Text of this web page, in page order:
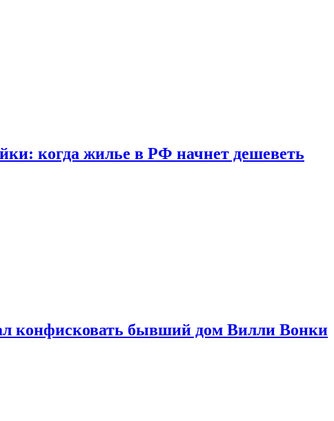
когда жилье в РФ начнет дешеветь
конфисковать бывший дом Вилли Вонки